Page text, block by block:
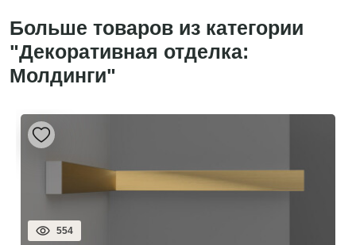
Больше товаров из категории
"Декоративная отделка:
Молдинги"
554